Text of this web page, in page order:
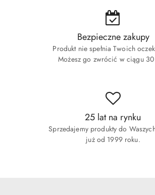
Bezpieczne zakupy
Produkt nie spełnia Twoich
Możesz go zwrócić w ciągu
25 lat na rynku
Sprzedajemy produkty do
już od 1999 roku.